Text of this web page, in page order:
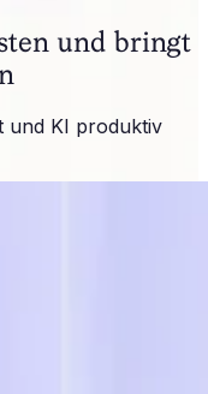
und bringt
und KI produktiv